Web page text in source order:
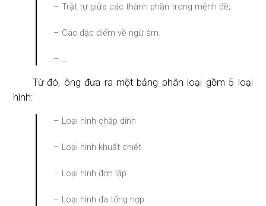
– Trật tự giữa các thành phần trong mệnh đề;
– Các đặc điểm về ngữ âm.
– …
Từ đó, ông đưa ra một bảng phân loại gồm 5 loại
hình:
– Loại hình chắp dính
– Loại hình khuất chiết
– Loại hình đơn lập
– Loại hình đa tổng hợp